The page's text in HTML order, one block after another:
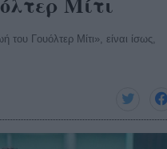
Γουόλτερ Μίτι», είναι ίσως,